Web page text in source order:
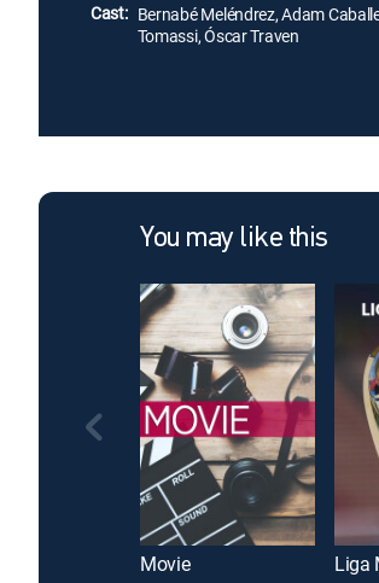
Cast: Bernabé Meléndrez, Adam
Tomassi, Óscar Traven
You may like this
Movie Liga